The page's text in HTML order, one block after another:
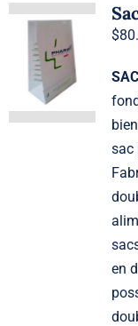
$
sac
en